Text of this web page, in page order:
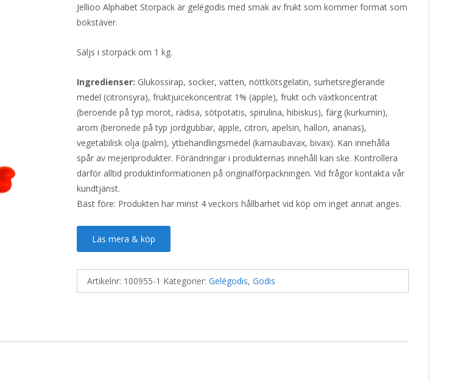
Jellioo Alphabet Storpack är gelégodis med smak av frukt som kommer format som
bokstäver.
Säljs i storpack om 1 kg.
Ingredienser: Glukossirap, socker, vatten, nöttkötsgelatin, surhetsreglerande
medel (citronsyra), fruktjuicekoncentrat 1% (äpple), frukt och växtkoncentrat
(beroende på typ morot, rädisa, sötpotatis, spirulina, hibiskus), färg (kurkumin),
arom (beronede på typ jordgubbar, äpple, citron, apelsin, hallon, ananas),
vegetabilisk olja (palm), ytbehandlingsmedel (karnaubavax, bivax). Kan innehålla
spår av mejeriprodukter. Förändringar i produkternas innehåll kan ske. Kontrollera
därför alltid produktinformationen på originalförpackningen. Vid frågor kontakta vår
kundtjänst.
Bäst före: Produkten har minst 4 veckors hållbarhet vid köp om inget annat anges.
Läs mera & köp
Artikelnr: 100955-1 Kategorier: Gelégodis, Godis